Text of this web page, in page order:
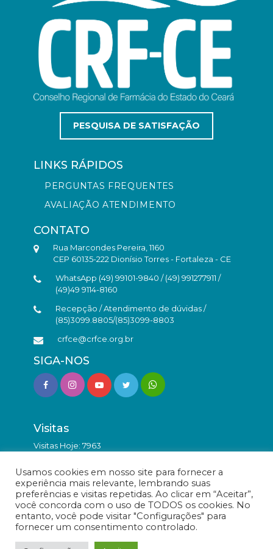
PESQUISA DE SATISFAÇÃO
LINKS RÁPIDOS
PERGUNTAS FREQUENTES
AVALIAÇÃO ATENDIMENTO
CONTATO
Rua Marcondes Pereira, 1160
CEP 60135-222 Dionísio Torres - Fortaleza - CE
WhatsApp (49) 99101-9840 / (49) 991277911 /
(49)49 9114-8160
Recepção / Atendimento de dúvidas /
(85)3099.8805/(85)3099-8803
crfce@crfce.org.br
SIGA-NOS
Visitas
Visitas Hoje: 7963
Usamos cookies em nosso site para fornecer a
experiência mais relevante, lembrando suas
preferências e visitas repetidas. Ao clicar em “Aceitar”,
você concorda com o uso de TODOS os cookies. No
entanto, você pode visitar "Configurações" para
fornecer um consentimento controlado.